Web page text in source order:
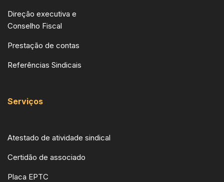
Direção executiva e
Conselho Fiscal
Prestação de contas
Referências Sindicais
Serviços
Atestado de atividade sindical
Certidão de associado
Placa EPTC